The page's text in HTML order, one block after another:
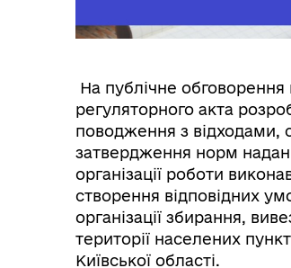
На публічне
регуляторного акта
поводження з відходами,
затвердження норм
організації роботи
створення відповідних
організації збирання,
території населених
Київської області.